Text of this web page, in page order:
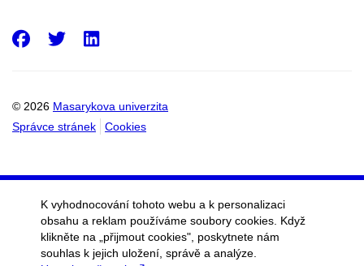
© 2026 Masarykova univerzita
Správce stránek
Cookies
Facebook
Twitter
LinkedIn
K vyhodnocování tohoto webu a k personalizaci
obsahu a reklam používáme soubory cookies. Když
klikněte na „přijmout cookies", poskytnete nám
souhlas k jejich uložení, správě a analýze.